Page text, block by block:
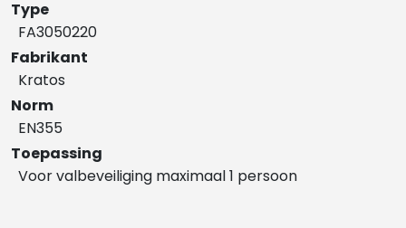
Type
FA3050220
Fabrikant
Kratos
Norm
EN355
Toepassing
Voor valbeveiliging maximaal 1 persoon